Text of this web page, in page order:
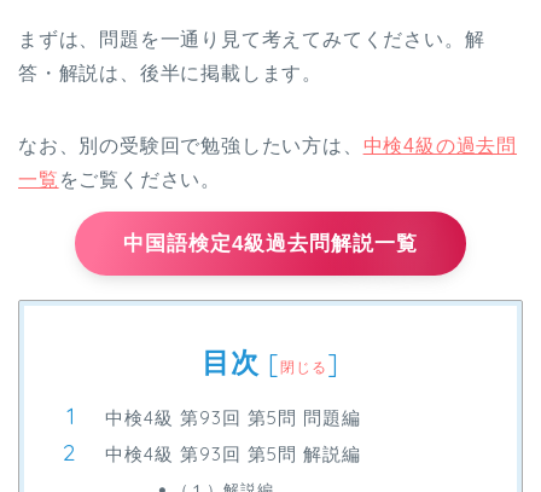
まずは、問題を一通り見て考えてみてください。解
答・解説は、後半に掲載します。
なお、別の受験回で勉強したい方は、 中検4級の過去問
一覧 をご覧ください。
中国語検定4級過去問解説一覧
目次 [ 閉じる ]
中検4級 第93回 第5問 問題編
中検4級 第93回 第5問 解説編